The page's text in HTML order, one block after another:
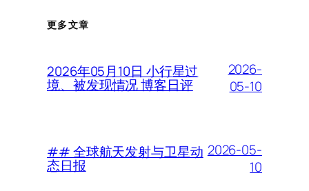
更多文章
2026年05月10日 小行星过
境、被发现情况 博客日评
2026-
05-10
## 全球航天发射与卫星动
态日报
2026-05-
10